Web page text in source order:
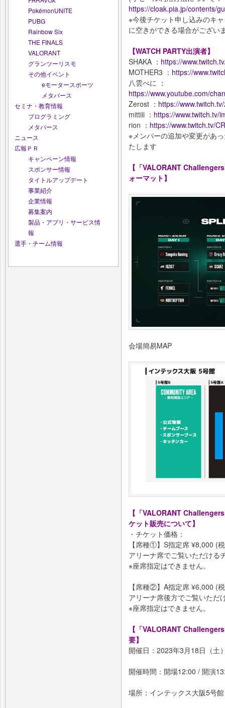
PokémonUNITE
PUBG
Rainbow Six
THE FINALS
VALORANT
グランツーリスモ
その他イベント
eモータースポーツ
メタバース
セミナ・教育情報
プログラミング
メタバース
ニュース
広報ＰＲ
キャンペーン情報
スポンサー情報
タイトルアップデート
事業紹介
企業情報
募集案内
製品・アプリ・サービス情
報
選手・チーム情報
https://cloak.pia.jp/contents/
※今後チケット申し込みのキ
に空きができる場合がござい
【WATCH PARTY出演者】
SHAKA ： https://
MOTHER3 ： https://
八雲べに ：
https://www.youtube.com/
Zerost ： https://
mittiii ： https://www.twitch.tv/
rion ： https://www.twitch.tv/
※メンバーの追加や変更があ
たします
【「VALORANT
ォーマット】
会場簡易MAP
【「VALORANT
ケット販売について】
・チケット価格：
【席種①】S指定席 ¥8,000 (
アリーナ席でご覧いただける
※座席指定はできません。
【席種②】A指定席 ¥6,000 (
アリーナ席後方でご覧いただ
※座席指定はできません。
【「VALORANT
要】
開催日：2023年3月18日（土
開催時間：開場12:00 / 開演
場所：インテックス大阪5号